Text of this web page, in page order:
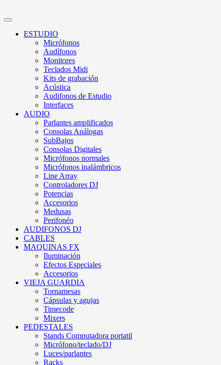
ESTUDIO
Micrófonos
Audífonos
Monitores
Teclados Midi
Kits de grabación
Acústica
Audifonos de Estudio
Interfaces
AUDIO
Parlantes amplificados
Consolas Análogas
SubBajos
Consolas Digitales
Micrófonos normales
Micrófonos inalámbricos
Line Array
Controladores DJ
Potencias
Accesorios
Medusas
Perifonéo
AUDIFONOS DJ
CABLES
MAQUINAS FX
Iluminación
Efectos Especiales
Accesorios
VIEJA GUARDIA
Tornamesas
Cápsulas y agujas
Timecode
Mixers
PEDESTALES
Stands Computadora portatil
Micrófono/teclado/DJ
Luces/parlantes
Racks